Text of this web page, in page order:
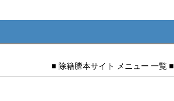
■ 除籍謄本サイト メニュー 一覧 ■